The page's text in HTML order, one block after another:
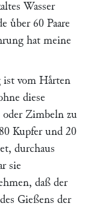
Wasser
uͤber 60 Paare
hat meine
ist vom Haͤrten
diese
Zimbeln zu
Kupfer und 20
durchaus
sie
daß der
Gießens der